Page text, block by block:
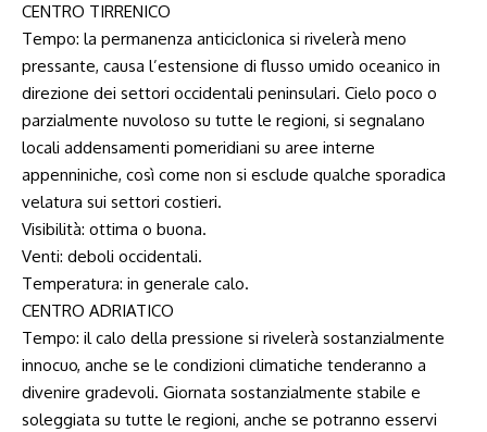
CENTRO TIRRENICO
Tempo: la permanenza anticiclonica si rivelerà meno
pressante, causa l’estensione di flusso umido oceanico in
direzione dei settori occidentali peninsulari. Cielo poco o
parzialmente nuvoloso su tutte le regioni, si segnalano
locali addensamenti pomeridiani su aree interne
appenniniche, così come non si esclude qualche sporadica
velatura sui settori costieri.
Visibilità: ottima o buona.
Venti: deboli occidentali.
Temperatura: in generale calo.
CENTRO ADRIATICO
Tempo: il calo della pressione si rivelerà sostanzialmente
innocuo, anche se le condizioni climatiche tenderanno a
divenire gradevoli. Giornata sostanzialmente stabile e
soleggiata su tutte le regioni, anche se potranno esservi